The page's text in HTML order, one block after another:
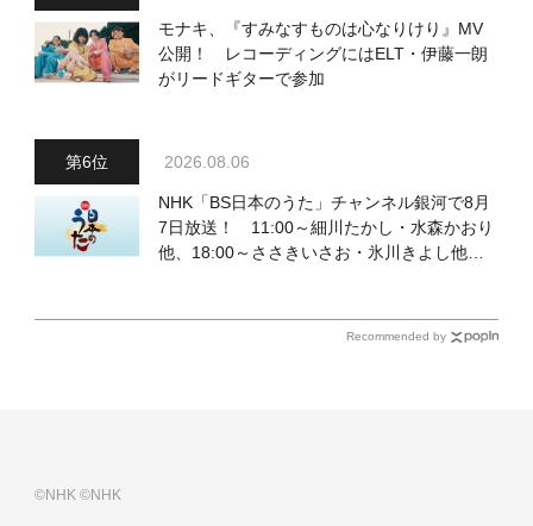
モナキ、『すみなすものは心なりけり』MV
公開！ レコーディングにはELT・伊藤一朗
がリードギターで参加
2026.08.06
NHK「BS日本のうた」チャンネル銀河で8月
7日放送！ 11:00～細川たかし・水森かおり
他、18:00～ささきいさお・氷川きよし他登
Recommended by
©NHK©NHK